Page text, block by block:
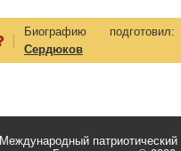
Биографию
Сердюков
Международный патриотический